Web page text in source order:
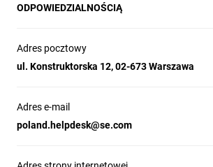
ODPOWIEDZIALNOŚCIĄ
Adres pocztowy
ul. Konstruktorska 12, 02-673 Warszawa
Adres e-mail
poland.helpdesk@se.com